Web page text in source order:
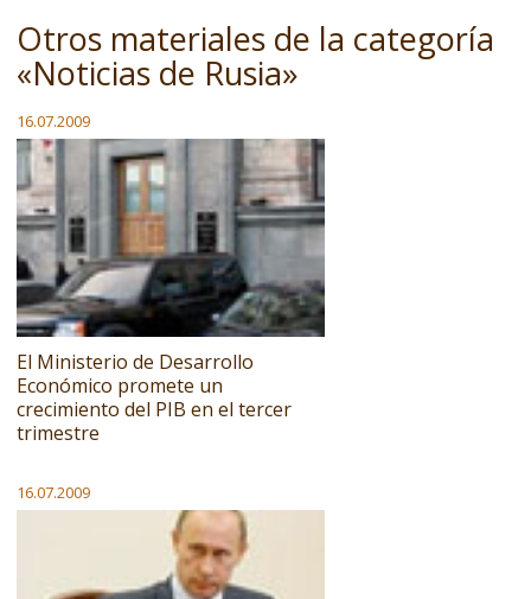
Otros materiales de la categoría
«Noticias de Rusia»
16.07.2009
El Ministerio de Desarrollo
Económico promete un
crecimiento del PIB en el tercer
trimestre
16.07.2009